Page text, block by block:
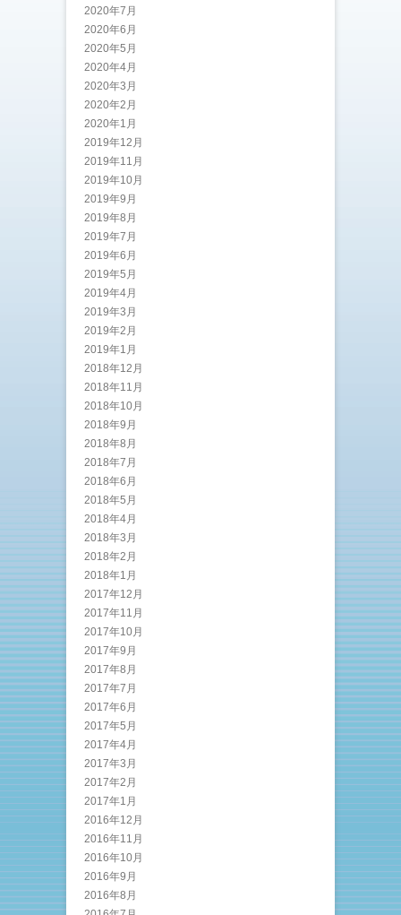
2020年7月
2020年6月
2020年5月
2020年4月
2020年3月
2020年2月
2020年1月
2019年12月
2019年11月
2019年10月
2019年9月
2019年8月
2019年7月
2019年6月
2019年5月
2019年4月
2019年3月
2019年2月
2019年1月
2018年12月
2018年11月
2018年10月
2018年9月
2018年8月
2018年7月
2018年6月
2018年5月
2018年4月
2018年3月
2018年2月
2018年1月
2017年12月
2017年11月
2017年10月
2017年9月
2017年8月
2017年7月
2017年6月
2017年5月
2017年4月
2017年3月
2017年2月
2017年1月
2016年12月
2016年11月
2016年10月
2016年9月
2016年8月